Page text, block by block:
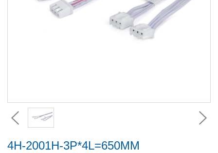
4H-2001H-3P*4L=650MM